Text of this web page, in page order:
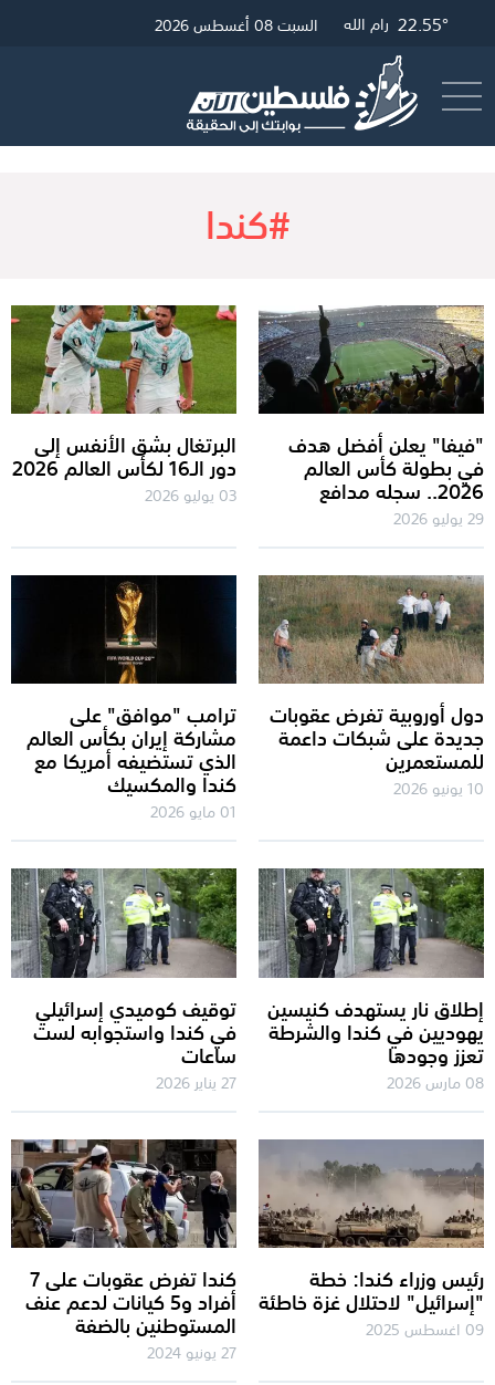
28.45° غزة 22.79° القدس 22.55° رام الله السبت 08 أغسطس 2026
#كندا
"فيفا" يعلن أفضل هدف
في بطولة كأس العالم
2026.. سجله مدافع
29 يوليو 2026
البرتغال بشق الأنفس إلى
دور الـ16 لكأس العالم 2026
03 يوليو 2026
دول أوروبية تفرض عقوبات
جديدة على شبكات داعمة
للمستعمرين
10 يونيو 2026
ترامب "موافق" على
مشاركة إيران بكأس العالم
الذي تستضيفه أمريكا مع
كندا والمكسيك
01 مايو 2026
إطلاق نار يستهدف كنيسين
يهوديين في كندا والشرطة
تعزز وجودها
08 مارس 2026
توقيف كوميدي إسرائيلي
في كندا واستجوابه لست
ساعات
27 يناير 2026
رئيس وزراء كندا: خطة
"إسرائيل" لاحتلال غزة خاطئة
09 اغسطس 2025
كندا تفرض عقوبات على 7
أفراد و5 كيانات لدعم عنف
المستوطنين بالضفة
27 يونيو 2024